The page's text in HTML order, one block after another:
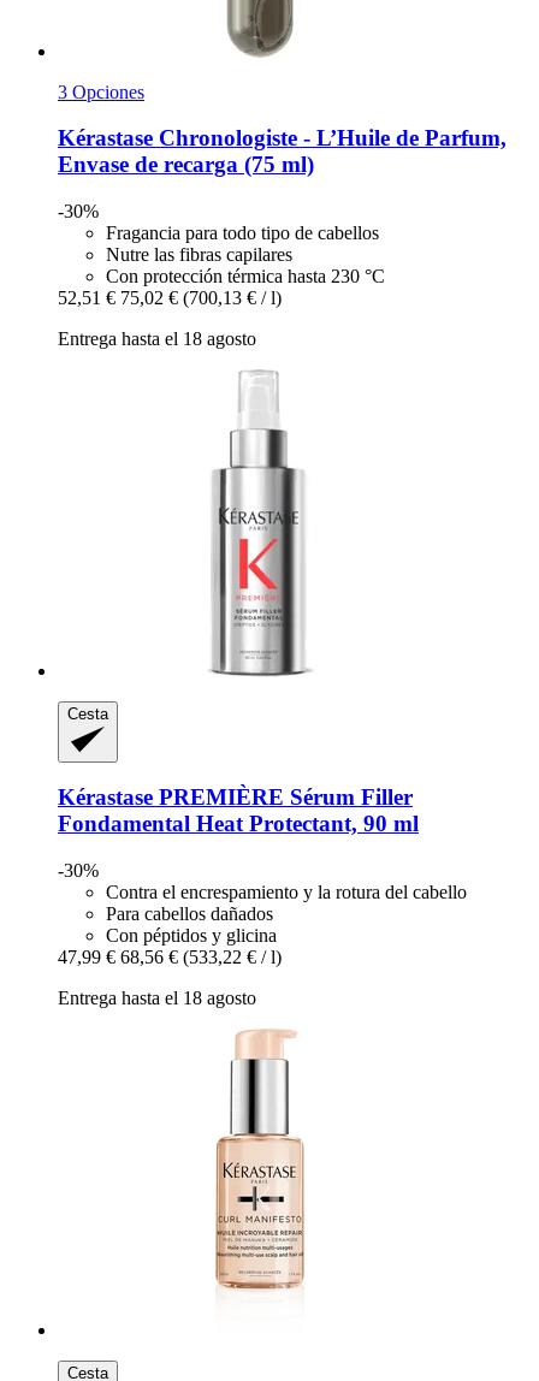
3 Opciones
Kérastase Chronologiste -​ L’Huile de Parfum,
Envase de recarga (75 ml)
-30%
Fragancia para todo tipo de cabellos
Nutre las fibras capilares
Con protección térmica hasta 230 °C
52,51 € 75,02 € (700,13 € / l)
Entrega hasta el 18 agosto
Cesta
Kérastase PREMIÈRE Sérum Filler
Fondamental Heat Protectant, 90 ml
-30%
Contra el encrespamiento y la rotura del cabello
Para cabellos dañados
Con péptidos y glicina
47,99 € 68,56 € (533,22 € / l)
Entrega hasta el 18 agosto
Cesta